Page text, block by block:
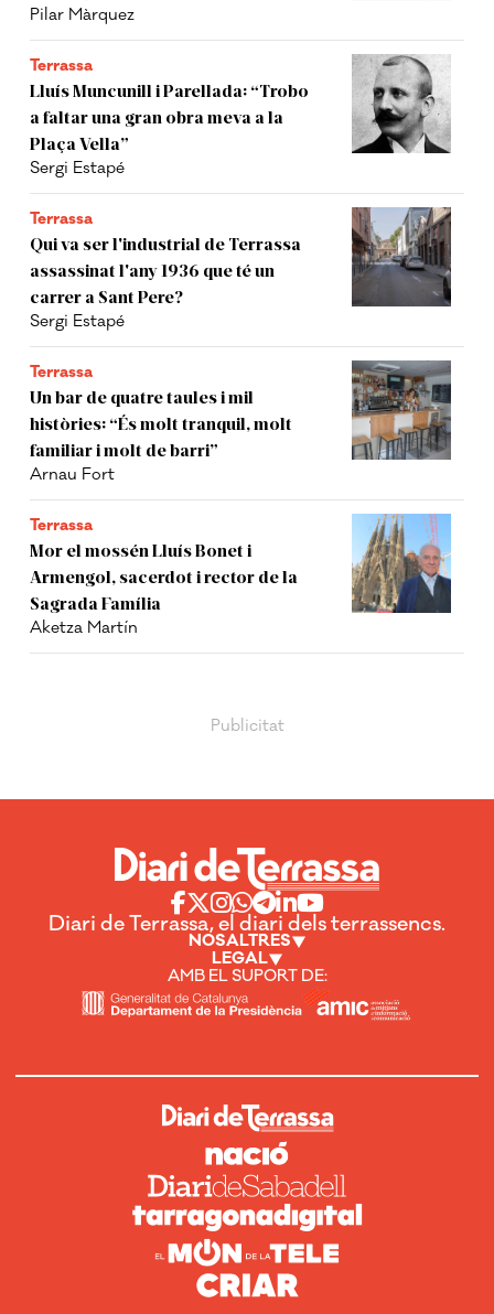
Pilar Màrquez
Terrassa
Lluís Muncunill i Parellada: “Trobo
a faltar una gran obra meva a la
Plaça Vella”
Sergi Estapé
Terrassa
Qui va ser l'industrial de Terrassa
assassinat l'any 1936 que té un
carrer a Sant Pere?
Sergi Estapé
Terrassa
Un bar de quatre taules i mil
històries: “És molt tranquil, molt
familiar i molt de barri”
Arnau Fort
Terrassa
Mor el mossén Lluís Bonet i
Armengol, sacerdot i rector de la
Sagrada Família
Aketza Martín
Diari de Terrassa, el diari dels terrassencs.
NOSALTRES
LEGAL
AMB EL SUPORT DE: